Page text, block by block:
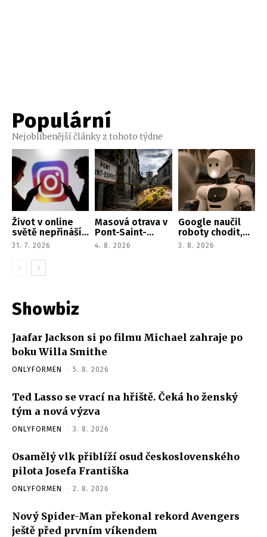
Populární
Nejoblíbenější články z tohoto týdne
Život v online
světě nepřináší
štěstí. Přináší
náladu
31. 7. 2026
Masová otrava v
Pont-Saint-
Esprit změnila
4. 8. 2026
Google naučil
roboty chodit,
uklízet i
3. 8. 2026
Showbiz
Jaafar Jackson si po filmu Michael zahraje po
boku Willa Smithe
ONLYFORMEN - 5. 8. 2026
Ted Lasso se vrací na hřiště. Čeká ho ženský
tým a nová výzva
ONLYFORMEN - 3. 8. 2026
Osamělý vlk přiblíží osud československého
pilota Josefa Františka
ONLYFORMEN - 2. 8. 2026
Nový Spider-Man překonal rekord Avengers
ještě před prvním víkendem